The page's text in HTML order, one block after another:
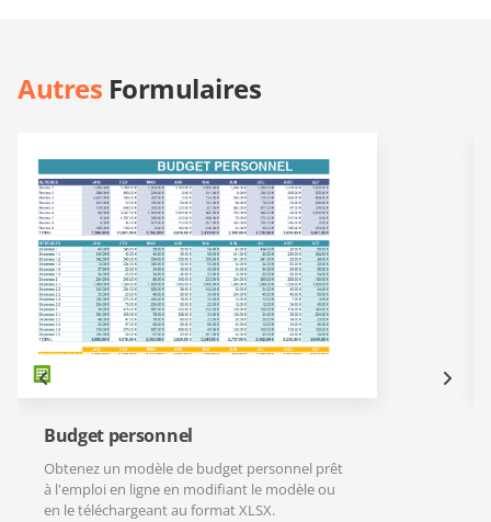
Autres Formulaires
Budget personnel
Obtenez un modèle de budget personnel prêt
à l'emploi en ligne en modifiant le modèle ou
en le téléchargeant au format XLSX.